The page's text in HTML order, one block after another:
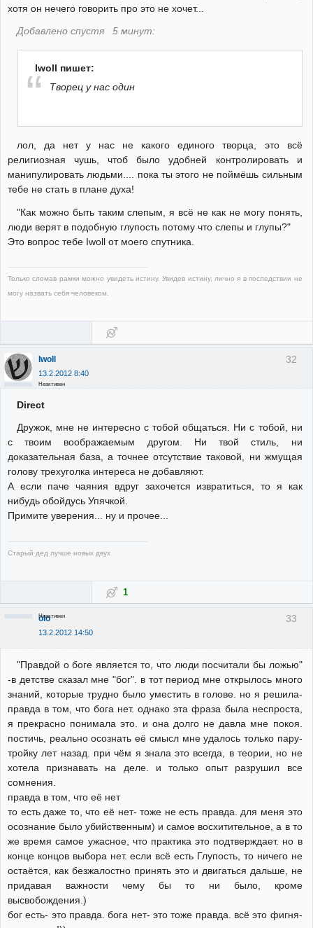
хотя он нечего говорить про это не хочет...
Добавлено спустя 5 минут:
Iwoll пишет:
Творец у нас один
лол, да нет у нас не какого единого творца, это всё
религиозная чушь, чтоб было удобней контролировать и
манипулировать людьми.... пока ты этого не поймёшь сильным
тебе не стать в плане духа!
"Как можно быть таким слепым, я всё не как не могу понять,
люди верят в подобную глупость потому что слепы и глупы?"
Это вопрос тебе Iwoll от моего спутника.
Только сломав рамки можно увидеть истину. Увидев истину, лично я в последствии не
могу назвать себя человеком.
32
Iwoll
13.2.2012 8:40
Неактивен
Direct
Дружок, мне не интересно с тобой общаться. Ни с тобой, ни
с твоим воображаемым другом. Ни твой стиль, ни
доказательная база, а точнее отсутствие таковой, ни жмущая
голову трехуголка интереса не добавляют.
А если паче чаяния вдруг захочется извратиться, то я как
нибудь обойдусь Упячкой.
Примите уверения... ну и прочее...
Старый дед лучше новых двух
1
33
olo
13.2.2012 14:50
Неактивен
"Правдой о боге является то, что люди посчитали бы ложью"
-в детстве сказал мне "бог". в тот период мне открылось много
знаний, которые трудно было уместить в голове. но я решила-
правда в том, что бога нет. однако эта фраза была неспроста,
я прекрасно понимала это. и она долго не давла мне покоя.
постичь, реально осознать её смысл мне удалось только пару-
тройку лет назад. при чём я знала это всегда, в теории, но не
хотела признавать на деле. и только опыт разрушил все
сомнения.
правда в том, что её нет
то есть даже то, что её нет- тоже не есть правда. для меня это
осознание было убийственным) и самое восхитительное, а в то
же время самое ужасное, что практика это подтверждает. но в
конце концов выбора нет. если всё есть Глупость, то ничего не
остаётся, как безжалостно принять это и двигаться дальше, не
придавая важности чему бы то ни было, кроме
высвобождения.)
бог есть- это правда. бога нет- это тоже правда. всё это фигня-